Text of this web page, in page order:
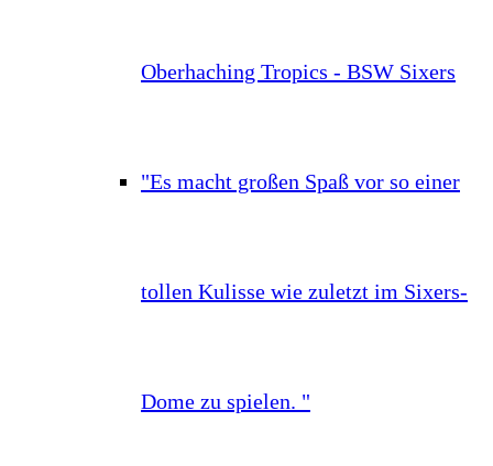
Oberhaching Tropics - BSW Sixers
"Es macht großen Spaß vor so einer
tollen Kulisse wie zuletzt im Sixers-
Dome zu spielen. "